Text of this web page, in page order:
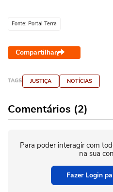
Fonte: Portal Terra
Compartilhar
TAGS JUSTIÇA NOTÍCIAS
Comentários (2)
Para poder interagir com
na sua
Fazer Login